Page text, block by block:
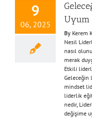
9
06, 2025
Uyum
By Kerem
Nesil
nasıl
merak
Etkili
Geleceğin
mindset
liderlik
nedir,
değişime